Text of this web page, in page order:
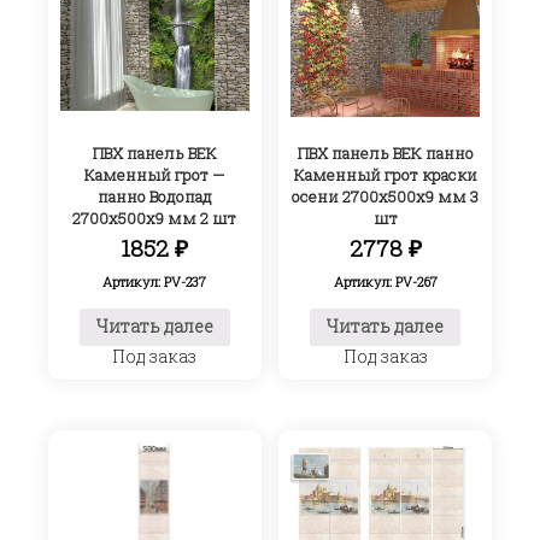
ПВХ панель ВЕК
Каменный грот —
панно Водопад
2700х500х9 мм 2 шт
1852₽
Артикул: PV-237
Читать далее
Под заказ
ПВХ панель ВЕК панно
Каменный грот краски
осени 2700х500х9 мм 3
шт
2778 ₽
Артикул: PV-267
Читать далее
Под заказ